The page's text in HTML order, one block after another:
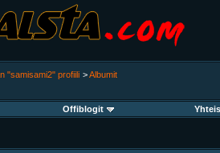
"samisami2" profiili >Albumit
Offiblogit